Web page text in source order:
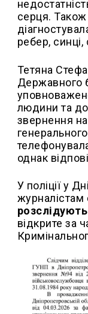
серця.
ребер, синці,
Тетяна
Державного
людини та до
звернення
однак
У поліції у
журналістам
відкрите за